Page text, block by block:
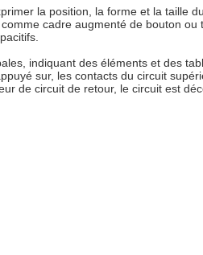
la position, la forme et la taille
cadre augmenté de bouton
indiquant des éléments et des
sur, les contacts du circuit
de circuit de retour, le circuit est